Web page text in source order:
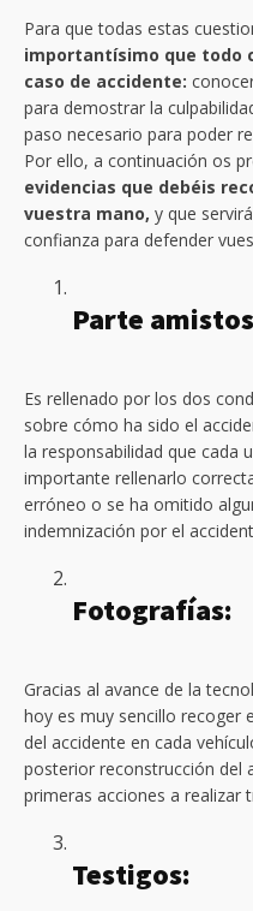
Para que todas estas
importantísimo que todo
caso de accidente:
para demostrar la
paso necesario para poder
Por ello, a continuación os
evidencias que debéis
vuestra mano, y que
confianza para defender
Parte
Es rellenado por los dos
sobre cómo ha sido el
la responsabilidad que cada
importante rellenarlo
erróneo o se ha omitido
indemnización por el
Fotografías:
Gracias al avance de la
hoy es muy sencillo recoger
del accidente en cada
posterior reconstrucción del
primeras acciones a realizar
Testigos: